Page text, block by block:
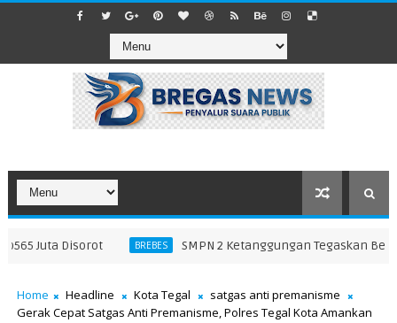
Juta Disorot BREBES SMPN 2 Ketanggungan Tegaskan Bebas
Home Headline Kota Tegal
satgas anti premanisme
Gerak Cepat Satgas Anti Premanisme, Polres Tegal Kota Amankan